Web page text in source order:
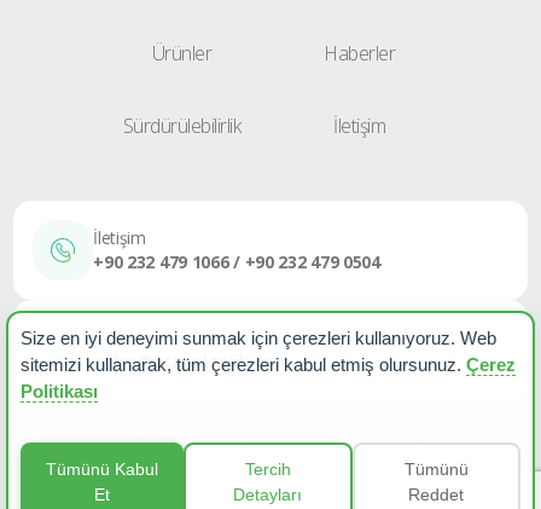
Ürünler
Sürdürülebilirlik
Haberler
İletişim
İletişim
+90 232 479 1066 / +90 232 479 0504
E-Posta
sales@etapplastik.com
Çerez PolitikasıKVKK Aydınlatma MetniHaberler
Size en iyi deneyimi sunmak için çerezleri kullanıyoruz. Web
sitemizi kullanarak, tüm çerezleri kabul etmiş olursunuz. Çerez
Politikası
Tümünü Kabul
Et
Tercih
Detayları
Tümünü
Reddet